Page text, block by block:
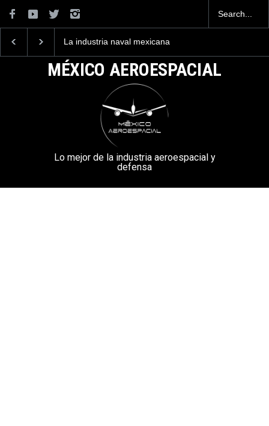
La industria naval mexicana
la Armada de México
mexicanos cuesta 2.9
millones de dólares
MÉXICO AEROESPACIAL
Lo mejor de la industria aeroespacial y
defensa